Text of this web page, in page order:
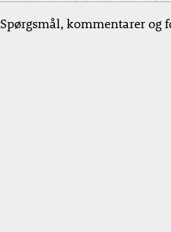
Spørgsmål, kommentarer og